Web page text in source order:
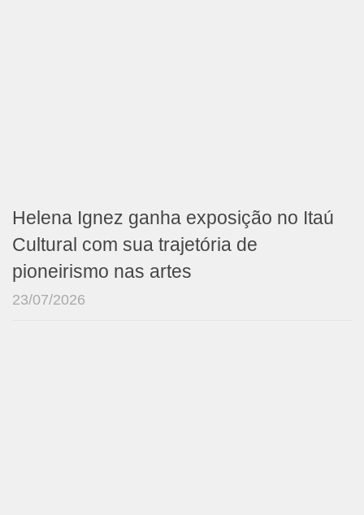
Helena Ignez ganha exposição no Itaú
Cultural com sua trajetória de
pioneirismo nas artes
23/07/2026